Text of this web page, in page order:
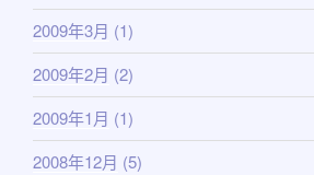
2009年3月 (1)
2009年2月 (2)
2009年1月 (1)
2008年12月 (5)